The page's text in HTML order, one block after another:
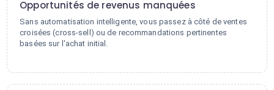
Opportunités de revenus manquées
Sans automatisation intelligente, vous passez à côté de ventes
croisées (cross-sell) ou de recommandations pertinentes
basées sur l'achat initial.